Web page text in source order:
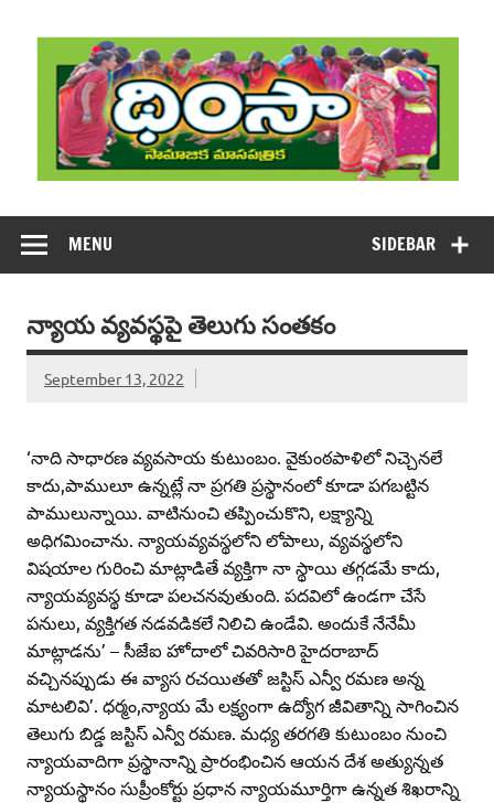
content
DHIMSA
SIDEBAR
MENU
న్యాయ వ్యవస్థపై తెలుగు సంతకం
September 13, 2022
‘నాది సాధారణ వ్యవసాయ కుటుంబం. వైకుంఠపాళిలో నిచ్చెనలే
కాదు,పాములూ ఉన్నట్లే నా ప్రగతి ప్రస్థానంలో కూడా పగబట్టిన
పాములున్నాయి. వాటినుంచి తప్పించుకొని, లక్ష్యాన్ని
అధిగమించాను. న్యాయవ్యవస్థలోని లోపాలు, వ్యవస్థలోని
విషయాల గురించి మాట్లాడితే వ్యక్తిగా నా స్థాయి తగ్గడమే కాదు,
న్యాయవ్యవస్థ కూడా పలచనవుతుంది. పదవిలో ఉండగా చేసే
పనులు, వ్యక్తిగత నడవడికలే నిలిచి ఉండేవి. అందుకే నేనేమీ
మాట్లాడను’ – సీజేఐ హోదాలో చివరిసారి హైదరాబాద్‌
వచ్చినప్పుడు ఈ వ్యాస రచయితతో జస్టిస్‌ ఎన్వీ రమణ అన్న
మాటలివి’. ధర్మం,న్యాయ మే లక్ష్యంగా ఉద్యోగ జీవితాన్ని సాగించిన
తెలుగు బిడ్డ జస్టిస్‌ ఎన్వీ రమణ. మధ్య తరగతి కుటుంబం నుంచి
న్యాయవాదిగా ప్రస్థానాన్ని ప్రారంభించిన ఆయన దేశ అత్యున్నత
న్యాయస్థానం సుప్రీంకోర్టు ప్రధాన న్యాయమూర్తిగా ఉన్నత శిఖరాన్ని